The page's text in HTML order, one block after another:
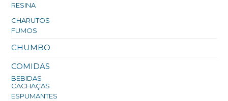
RESINA
CHARUTOS
FUMOS
CHUMBO
COMIDAS
BEBIDAS
CACHAÇAS
ESPUMANTES